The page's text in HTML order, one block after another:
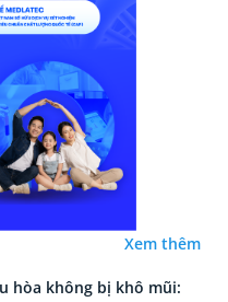
Xem thêm
hòa không bị khô mũi: